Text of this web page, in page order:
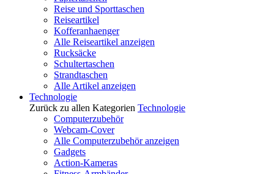
Reise und Sporttaschen
Reiseartikel
Kofferanhaenger
Alle Reiseartikel anzeigen
Rucksäcke
Schultertaschen
Strandtaschen
Alle Artikel anzeigen
Technologie
Zurück zu allen Kategorien Technologie
Computerzubehör
Webcam-Cover
Alle Computerzubehör anzeigen
Gadgets
Action-Kameras